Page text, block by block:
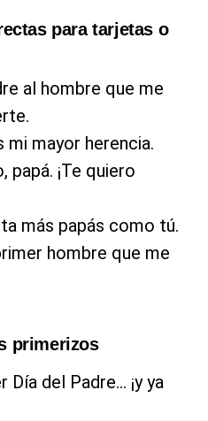
para tarjetas o
al hombre que me
mi mayor herencia.
papá. ¡Te quiero
más papás como tú.
hombre que me
primerizos
Día del Padre… ¡y ya